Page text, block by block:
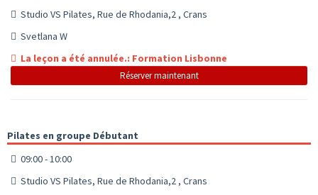
Studio VS Pilates, Rue de Rhodania,2 , Crans
Svetlana W
La leçon a été annulée.: Formation Lisbonne
Réserver maintenant
Pilates en groupe Débutant
09:00 - 10:00
Studio VS Pilates, Rue de Rhodania,2 , Crans